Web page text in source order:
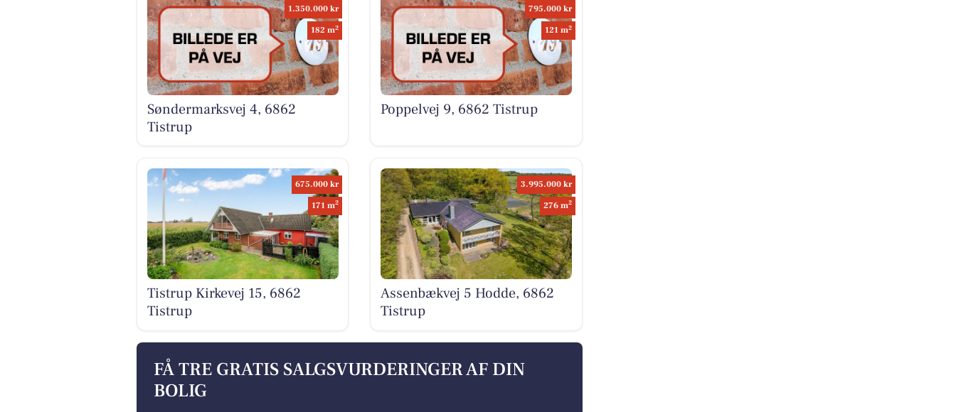
1.350.000 kr
182 m2
Søndermarksvej 4, 6862
Tistrup
795.000 kr
121 m2
Poppelvej 9, 6862 Tistrup
675.000 kr
171 m2
Tistrup Kirkevej 15, 6862
Tistrup
3.995.000 kr
276 m2
Assenbækvej 5 Hodde, 6862
Tistrup
FÅ TRE GRATIS SALGSVURDERINGER AF DIN
BOLIG